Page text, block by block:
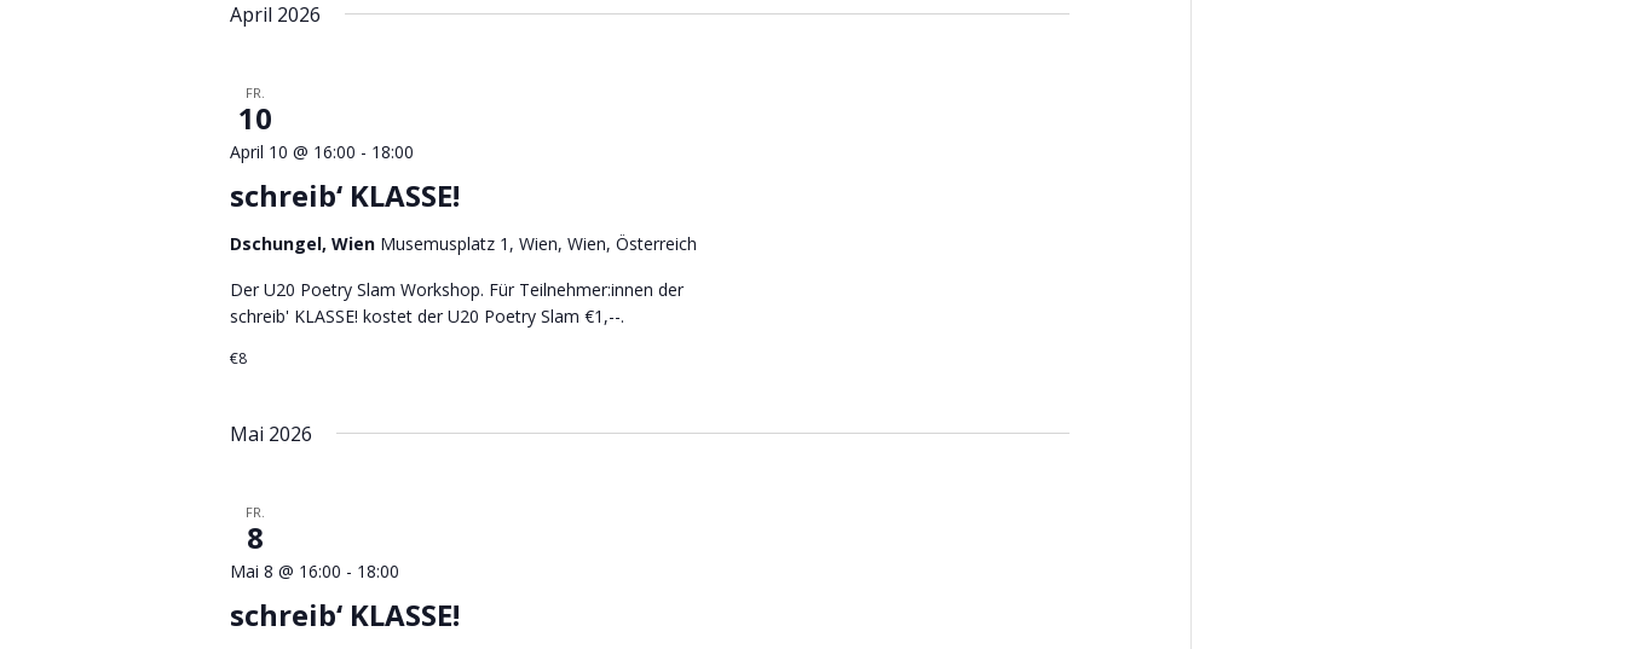
April 2026
FR.
10
schreib‘ KLASSE!
April 10 @ 16:00 - 18:00
Dschungel, Wien Musemusplatz 1, Wien, Wien, Österreich
Der U20 Poetry Slam Workshop. Für Teilnehmer:innen der
schreib' KLASSE! kostet der U20 Poetry Slam €1,--.
€8
Mai 2026
FR.
8
schreib‘ KLASSE!
Mai 8 @ 16:00 - 18:00